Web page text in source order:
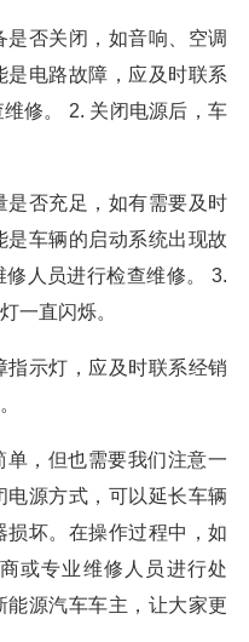
否关闭，如音响、空调
电路故障，应及时联系
修。 2. 关闭电源后，车
是否充足，如有需要及时
车辆的启动系统出现故
人员进行检查维修。 3.
一直闪烁。
示灯，应及时联系经销
，但也需要我们注意一
源方式，可以延长车辆
坏。在操作过程中，如
或专业维修人员进行处
源汽车车主，让大家更